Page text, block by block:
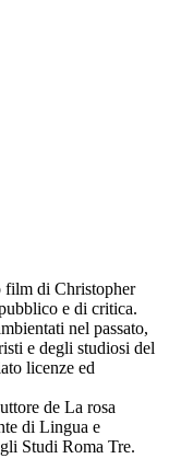
film di Christopher
e di critica.
nel passato,
e degli studiosi del
licenze ed
de La rosa
di Lingua e
Studi Roma Tre.